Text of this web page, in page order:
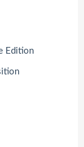
Edition